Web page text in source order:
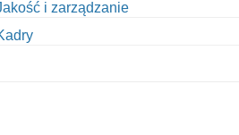
i zarządzanie